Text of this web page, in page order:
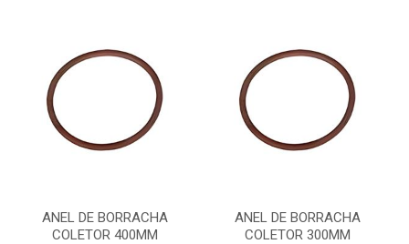
ANEL DE BORRACHA
COLETOR 400MM
ANEL DE BORRACHA
COLETOR 300MM